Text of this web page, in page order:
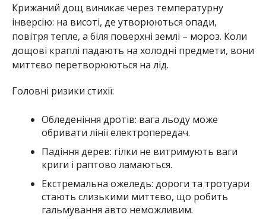
Крижаний дощ виникає через температурну
інверсію: на висоті, де утворюються опади,
повітря тепле, а біля поверхні землі – мороз. Коли
дощові краплі падають на холодні предмети, вони
миттєво перетворюються на лід.
Головні ризики стихії:
Обледеніння дротів: вага льоду може
обривати лінії електропередач.
Падіння дерев: гілки не витримують ваги
криги і раптово ламаються.
Екстремальна ожеледь: дороги та тротуари
стають слизькими миттєво, що робить
гальмування авто неможливим.